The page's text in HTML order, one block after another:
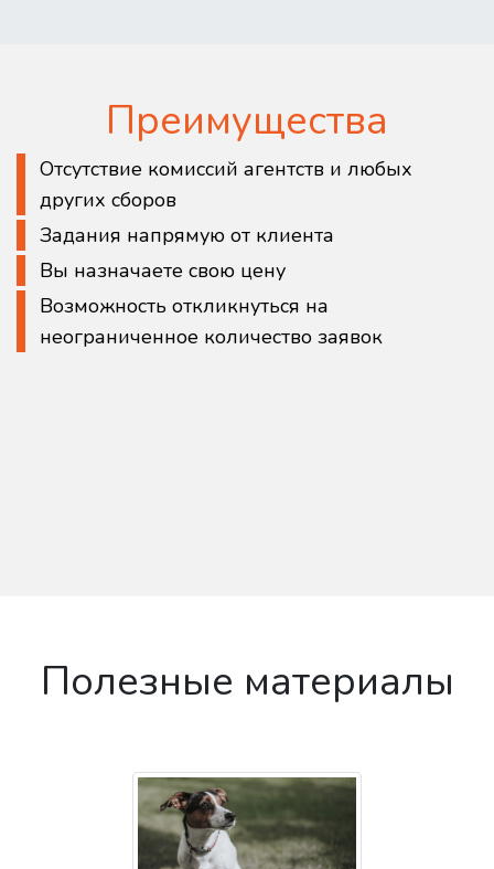
Преимущества
Отсутствие комиссий агентств и любых
других сборов
Задания напрямую от клиента
Вы назначаете свою цену
Возможность откликнуться на
неограниченное количество заявок
Полезные материалы